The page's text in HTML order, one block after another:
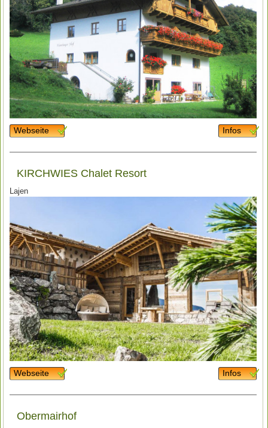
Webseite Infos
KIRCHWIES Chalet Resort
Lajen
Webseite Infos
Obermairhof